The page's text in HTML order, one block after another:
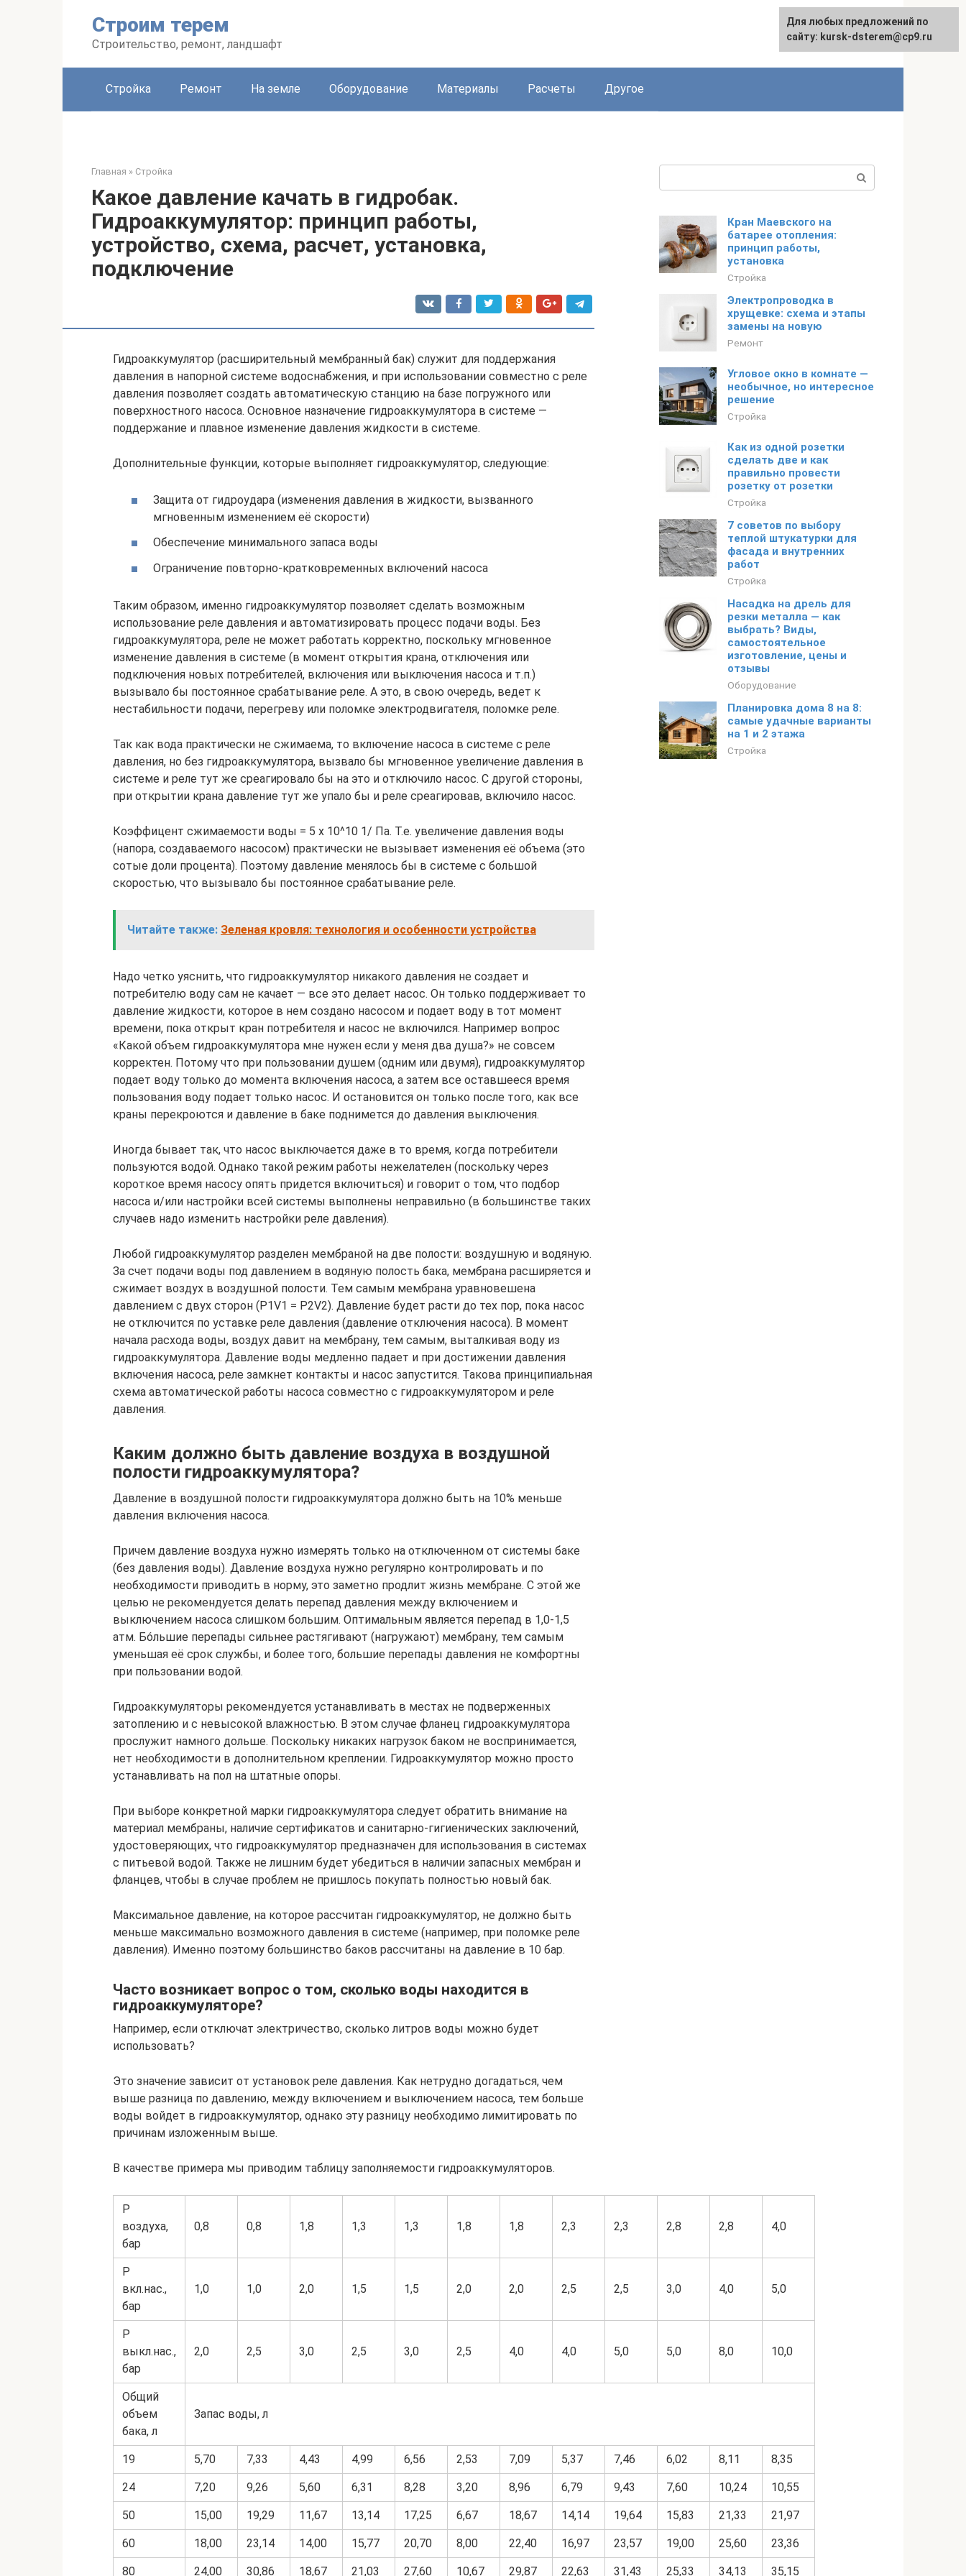
Строим терем
Строительство, ремонт, ландшафт
English
Стройка Ремонт На земле Оборудование Материалы Расчеты Другое
Главная » Стройка
Какое давление качать в гидробак.
Гидроаккумулятор: принцип работы,
устройство, схема, расчет, установка,
подключение
Гидроаккумулятор (расширительный мембранный бак) служит для поддержания
давления в напорной системе водоснабжения, и при использовании совместно с реле
давления позволяет создать автоматическую станцию на базе погружного или
поверхностного насоса. Основное назначение гидроаккумулятора в системе —
поддержание и плавное изменение давления жидкости в системе.
Дополнительные функции, которые выполняет гидроаккумулятор, следующие:
Защита от гидроудара (изменения давления в жидкости, вызванного
мгновенным изменением её скорости)
Обеспечение минимального запаса воды
Ограничение повторно-кратковременных включений насоса
Таким образом, именно гидроаккумулятор позволяет сделать возможным
использование реле давления и автоматизировать процесс подачи воды. Без
гидроаккумулятора, реле не может работать корректно, поскольку мгновенное
изменение давления в системе (в момент открытия крана, отключения или
подключения новых потребителей, включения или выключения насоса и т.п.)
вызывало бы постоянное срабатывание реле. А это, в свою очередь, ведет к
нестабильности подачи, перегреву или поломке электродвигателя, поломке реле.
Так как вода практически не сжимаема, то включение насоса в системе с реле
давления, но без гидроаккумулятора, вызвало бы мгновенное увеличение давления в
системе и реле тут же среагировало бы на это и отключило насос. С другой стороны,
при открытии крана давление тут же упало бы и реле среагировав, включило насос.
Коэффицент сжимаемости воды = 5 x 10^10 1/ Па. Т.е. увеличение давления воды
(напора, создаваемого насосом) практически не вызывает изменения её объема (это
сотые доли процента). Поэтому давление менялось бы в системе с большой
скоростью, что вызывало бы постоянное срабатывание реле.
Читайте также: Зеленая кровля: технология и особенности устройства
Надо четко уяснить, что гидроаккумулятор никакого давления не создает и
потребителю воду сам не качает — все это делает насос. Он только поддерживает то
давление жидкости, которое в нем создано насосом и подает воду в тот момент
времени, пока открыт кран потребителя и насос не включился. Например вопрос
«Какой объем гидроаккумулятора мне нужен если у меня два душа?» не совсем
корректен. Потому что при пользовании душем (одним или двумя), гидроаккумулятор
подает воду только до момента включения насоса, а затем все оставшееся время
пользования воду подает только насос. И остановится он только после того, как все
краны перекроются и давление в баке поднимется до давления выключения.
Иногда бывает так, что насос выключается даже в то время, когда потребители
пользуются водой. Однако такой режим работы нежелателен (поскольку через
короткое время насосу опять придется включиться) и говорит о том, что подбор
насоса и/или настройки всей системы выполнены неправильно (в большинстве таких
случаев надо изменить настройки реле давления).
Любой гидроаккумулятор разделен мембраной на две полости: воздушную и водяную.
За счет подачи воды под давлением в водяную полость бака, мембрана расширяется и
сжимает воздух в воздушной полости. Тем самым мембрана уравновешена
давлением с двух сторон (P1V1 = P2V2). Давление будет расти до тех пор, пока насос
не отключится по уставке реле давления (давление отключения насоса). В момент
начала расхода воды, воздух давит на мембрану, тем самым, выталкивая воду из
гидроаккумулятора. Давление воды медленно падает и при достижении давления
включения насоса, реле замкнет контакты и насос запустится. Такова принципиальная
схема автоматической работы насоса совместно с гидроаккумулятором и реле
давления.
Каким должно быть давление воздуха в воздушной
полости гидроаккумулятора?
Давление в воздушной полости гидроаккумулятора должно быть на 10% меньше
давления включения насоса.
Причем давление воздуха нужно измерять только на отключенном от системы баке
(без давления воды). Давление воздуха нужно регулярно контролировать и по
необходимости приводить в норму, это заметно продлит жизнь мембране. С этой же
целью не рекомендуется делать перепад давления между включением и
выключением насоса слишком большим. Оптимальным является перепад в 1,0-1,5
атм. Бóльшие перепады сильнее растягивают (нагружают) мембрану, тем самым
уменьшая её срок службы, и более того, большие перепады давления не комфортны
при пользовании водой.
Гидроаккумуляторы рекомендуется устанавливать в местах не подверженных
затоплению и с невысокой влажностью. В этом случае фланец гидроаккумулятора
прослужит намного дольше. Поскольку никаких нагрузок баком не воспринимается,
нет необходимости в дополнительном креплении. Гидроаккумулятор можно просто
устанавливать на пол на штатные опоры.
При выборе конкретной марки гидроаккумулятора следует обратить внимание на
материал мембраны, наличие сертификатов и санитарно-гигиенических заключений,
удостоверяющих, что гидроаккумулятор предназначен для использования в системах
с питьевой водой. Также не лишним будет убедиться в наличии запасных мембран и
фланцев, чтобы в случае проблем не пришлось покупать полностью новый бак.
Максимальное давление, на которое рассчитан гидроаккумулятор, не должно быть
меньше максимально возможного давления в системе (например, при поломке реле
давления). Именно поэтому большинство баков рассчитаны на давление в 10 бар.
Часто возникает вопрос о том, сколько воды находится в
гидроаккумуляторе?
Например, если отключат электричество, сколько литров воды можно будет
использовать?
Это значение зависит от установок реле давления. Как нетрудно догадаться, чем
выше разница по давлению, между включением и выключением насоса, тем больше
воды войдет в гидроаккумулятор, однако эту разницу необходимо лимитировать по
причинам изложенным выше.
В качестве примера мы приводим таблицу заполняемости гидроаккумуляторов.
P
воздуха,
бар
0,8 0,8 1,8 1,3 1,3 1,8 1,8 2,3 2,3 2,8 2,8 4,0
P
вкл.нас.,
бар
1,0 1,0 2,0 1,5 1,5 2,0 2,0 2,5 2,5 3,0 4,0 5,0
P
выкл.нас.,
бар
2,0 2,5 3,0 2,5 3,0 2,5 4,0 4,0 5,0 5,0 8,0 10,0
Общий
объем
бака, л
Запас воды, л
19 5,70 7,33 4,43 4,99 6,56 2,53 7,09 5,37 7,46 6,02 8,11 8,35
24 7,20 9,26 5,60 6,31 8,28 3,20 8,96 6,79 9,43 7,60 10,24 10,55
50 15,00 19,29 11,67 13,14 17,25 6,67 18,67 14,14 19,64 15,83 21,33 21,97
60 18,00 23,14 14,00 15,77 20,70 8,00 22,40 16,97 23,57 19,00 25,60 23,36
80 24,00 30,86 18,67 21,03 27,60 10,67 29,87 22,63 31,43 25,33 34,13 35,15
Кран Маевского на
батарее отопления:
принцип работы,
установка
Стройка
Электропроводка в
хрущевке: схема и этапы
замены на новую
Ремонт
Угловое окно в комнате —
необычное, но интересное
решение
Стройка
Как из одной розетки
сделать две и как
правильно провести
розетку от розетки
Стройка
7 советов по выбору
теплой штукатурки для
фасада и внутренних
работ
Стройка
Насадка на дрель для
резки металла — как
выбрать? Виды,
самостоятельное
изготовление, цены и
отзывы
Оборудование
Планировка дома 8 на 8:
самые удачные варианты
на 1 и 2 этажа
Стройка
Для любых предложений по
сайту: kursk-dsterem@cp9.ru